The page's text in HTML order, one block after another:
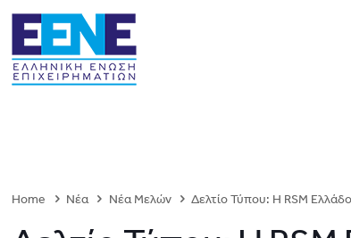
Home Νέα Νέα Μελών Δελτίο Τύπου: Η RSM